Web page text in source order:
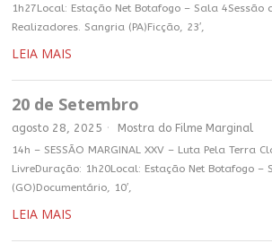
1h27Local: Estação Net Botafogo – Sala 4Sessão
Realizadores. Sangria (PA)Ficção, 23′,
LEIA MAIS
20 de Setembro
agosto 28, 2025 Mostra do Filme Marginal
14h – SESSÃO MARGINAL XXV – Luta Pela Terra
LivreDuração: 1h20Local: Estação Net Botafogo –
(GO)Documentário, 10′,
LEIA MAIS